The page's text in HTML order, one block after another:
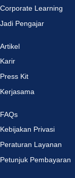
Corporate Learning
Jadi Pengajar
Artikel
Karir
Press Kit
Kerjasama
FAQs
Kebijakan Privasi
Peraturan Layanan
Petunjuk Pembayaran